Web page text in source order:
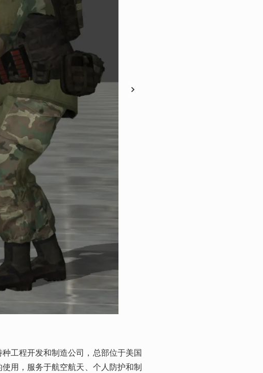
工程开发和制造公司，总部位于美国
用，服务于航空航天、个人防护和制